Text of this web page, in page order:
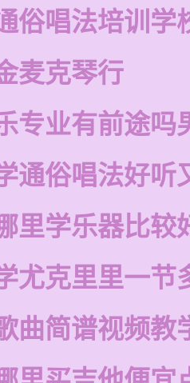
俗唱法培训学
麦克琴行
专业有前途吗
通俗唱法好听
里学乐器比较
尤克里里一节
曲简谱视频教